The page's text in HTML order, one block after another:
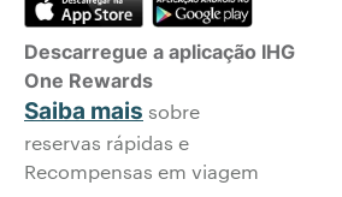
Descarregue a aplicação IHG
One Rewards
Saiba mais sobre
reservas rápidas e
Recompensas em viagem